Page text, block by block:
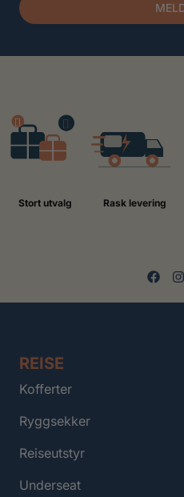
Stort utvalg Rask levering
REISE
Kofferter
Ryggsekker
Reiseutstyr
Underseat